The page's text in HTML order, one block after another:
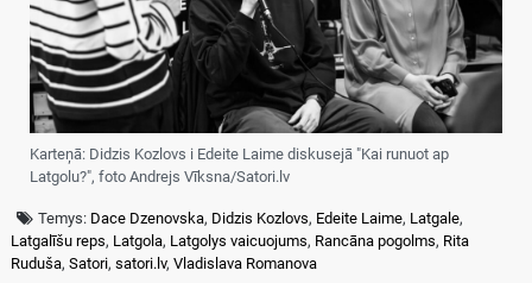
Karteņā: Didzis Kozlovs i Edeite Laime diskusejā "Kai runuot ap
Latgolu?", foto Andrejs Vīksna/Satori.lv
Temys: Dace Dzenovska, Didzis Kozlovs, Edeite Laime, Latgale,
Latgalīšu reps, Latgola, Latgolys vaicuojums, Rancāna pogolms, Rita
Ruduša, Satori, satori.lv, Vladislava Romanova